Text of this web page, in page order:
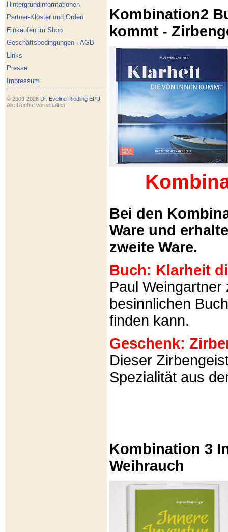
Hintergrundinformationen
Partner-Klöster und Orden
Einkaufen im Shop
Geschäftsbedingungen - AGB
Links
Presse
Impressum
© 2009-2026 Dr. Eveline Riedling EPU
Alle Rechte vorbehalten!
Kombination2
kommt -
Bei den
Ware und
zweite Ware.
Buch: Klarheit
Paul
besinnlichen
finden kann.
Geschenk:
Dieser
Spezialität aus
Kombination 3
Weihrauch